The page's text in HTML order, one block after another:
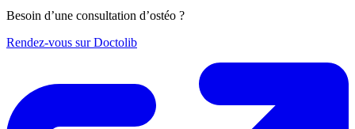
Besoin d’une consultation d’ostéo ?
Rendez-vous sur Doctolib